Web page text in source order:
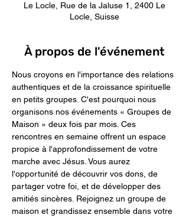
Le Locle, Rue de la Jaluse 1, 2400 Le
Locle, Suisse
À propos de l'événement
Nous croyons en l'importance des relations
authentiques et de la croissance spirituelle
en petits groupes. C'est pourquoi nous
organisons nos événements « Groupes de
Maison » deux fois par mois. Ces
rencontres en semaine offrent un espace
propice à l'approfondissement de votre
marche avec Jésus. Vous aurez
l'opportunité de découvrir vos dons, de
partager votre foi, et de développer des
amitiés sincères. Rejoignez un groupe de
maison et grandissez ensemble dans votre